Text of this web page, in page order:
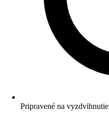
Pripravené na